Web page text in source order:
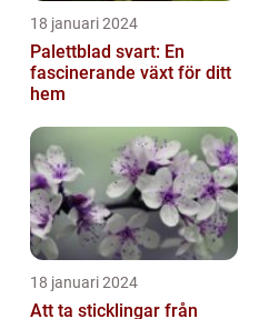
18 januari 2024
Palettblad svart: En
fascinerande växt för ditt
hem
18 januari 2024
Att ta sticklingar från